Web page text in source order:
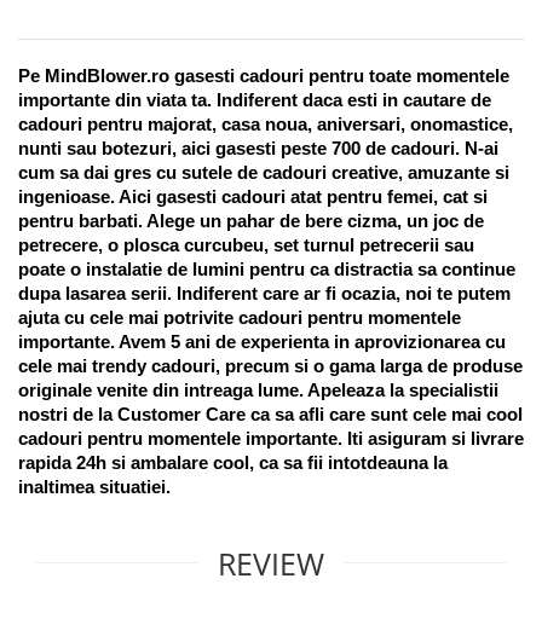
Pe MindBlower.ro gasesti cadouri pentru toate momentele
importante din viata ta. Indiferent daca esti in cautare de
cadouri pentru majorat, casa noua, aniversari, onomastice,
nunti sau botezuri, aici gasesti peste 700 de cadouri. N-ai
cum sa dai gres cu sutele de cadouri creative, amuzante si
ingenioase. Aici gasesti cadouri atat pentru femei, cat si
pentru barbati. Alege un pahar de bere cizma, un joc de
petrecere, o plosca curcubeu, set turnul petrecerii sau
poate o instalatie de lumini pentru ca distractia sa continue
dupa lasarea serii. Indiferent care ar fi ocazia, noi te putem
ajuta cu cele mai potrivite cadouri pentru momentele
importante. Avem 5 ani de experienta in aprovizionarea cu
cele mai trendy cadouri, precum si o gama larga de produse
originale venite din intreaga lume. Apeleaza la specialistii
nostri de la Customer Care ca sa afli care sunt cele mai cool
cadouri pentru momentele importante. Iti asiguram si livrare
rapida 24h si ambalare cool, ca sa fii intotdeauna la
inaltimea situatiei.
REVIEW